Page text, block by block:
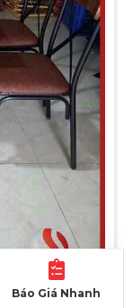
Báo Giá Nhanh